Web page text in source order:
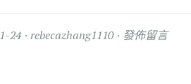
24 rebecazhang1110 發佈留言